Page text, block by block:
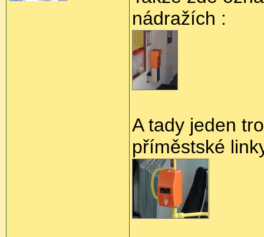
nádražích :
A tady jeden
příměstské